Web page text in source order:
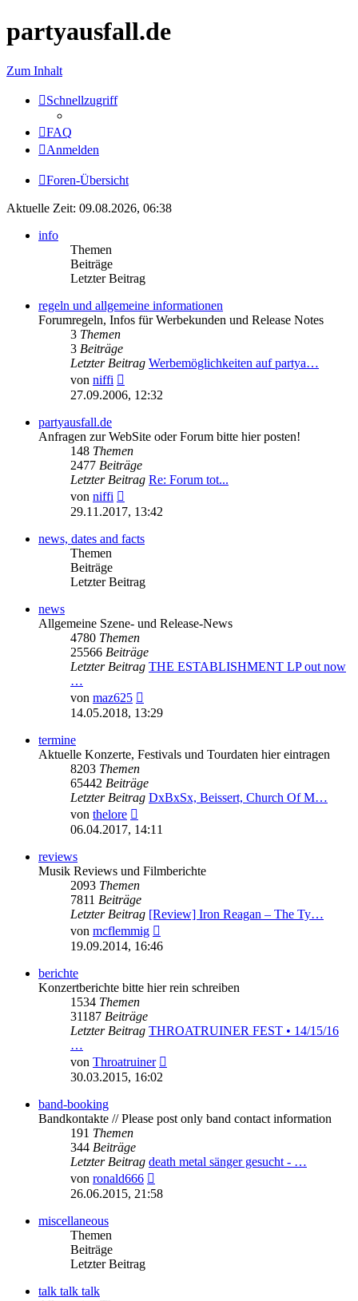
partyausfall.de
Zum Inhalt
Schnellzugriff
FAQ
Anmelden
Foren-Übersicht
Aktuelle Zeit: 09.08.2026, 06:38
info
Themen
Beiträge
Letzter Beitrag
regeln und allgemeine informationen
Forumregeln, Infos für Werbekunden und Release Notes
3 Themen
3 Beiträge
Letzter Beitrag Werbemöglichkeiten auf partya…
von niffi
Beitrag
27.09.2006, 12:32
partyausfall.de
Anfragen zur WebSite oder Forum bitte hier posten!
148 Themen
2477 Beiträge
Letzter Beitrag Re: Forum tot...
von niffi
Beitrag
29.11.2017, 13:42
news, dates and facts
Themen
Beiträge
Letzter Beitrag
news
Allgemeine Szene- und Release-News
4780 Themen
25566 Beiträge
Letzter Beitrag THE ESTABLISHMENT LP out now
…
von maz625
Beitrag
14.05.2018, 13:29
termine
Aktuelle Konzerte, Festivals und Tourdaten hier eintragen
8203 Themen
65442 Beiträge
Letzter Beitrag DxBxSx, Beissert, Church Of M…
von thelore
Beitrag
06.04.2017, 14:11
reviews
Musik Reviews und Filmberichte
2093 Themen
7811 Beiträge
Letzter Beitrag [Review] Iron Reagan – The Ty…
von mcflemmig
Beitrag
19.09.2014, 16:46
berichte
Konzertberichte bitte hier rein schreiben
1534 Themen
31187 Beiträge
Letzter Beitrag THROATRUINER FEST • 14/15/16
…
von Throatruiner
30.03.2015, 16:02
band-booking
Bandkontakte // Please post only band contact information
191 Themen
344 Beiträge
Letzter Beitrag death metal sänger gesucht - …
von ronald666
Beitrag
26.06.2015, 21:58
miscellaneous
Themen
Beiträge
Letzter Beitrag
talk talk talk